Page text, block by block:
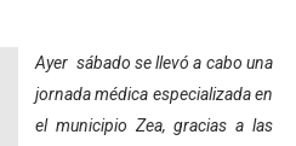
de seguridad ciudadana
económico con taller de
e impulsa la economía
Ayer sábado se llevó a cabo una
jornada médica especializada en
el municipio Zea, gracias a las